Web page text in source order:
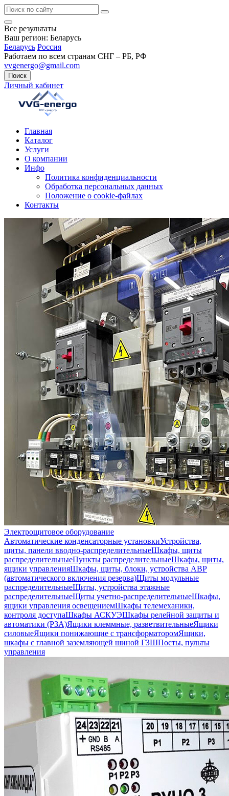
Все результаты
Ваш регион: Беларусь
Беларусь Россия
Работаем по всем странам СНГ – РБ, РФ
vvgenergo@gmail.com
Поиск
Личный кабинет
Главная
Каталог
Услуги
О компании
Инфо
Политика конфиденциальности
Обработка персональных данных
Положение о cookie-файлах
Контакты
Электрощитовое оборудование
Автоматические конденсаторные установкиУстройства,
щиты, панели вводно-распределительныеШкафы, щиты
распределительныеПункты распределительныеШкафы, щиты,
ящики управленияШкафы, щиты, блоки, устройства АВР
(автоматического включения резерва)Щиты модульные
распределительныеЩиты, устройства этажные
распределительныеЩиты учетно-распределительныеШкафы,
ящики управления освещениемШкафы телемеханики,
контроля доступаШкафы АСКУЭШкафы релейной защиты и
автоматики (РЗА)Ящики клеммные, разветвительныеЯщики
силовыеЯщики понижающие с трансформаторомЯщики,
шкафы с главной заземляющей шиной ГЗШПосты, пульты
управления